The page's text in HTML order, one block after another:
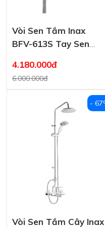
Vòi Sen Tắm Inax
BFV-613S Tay Sen
4.180.000đ
6.000.000đ
Vòi Sen Tắm Cây Inax
-